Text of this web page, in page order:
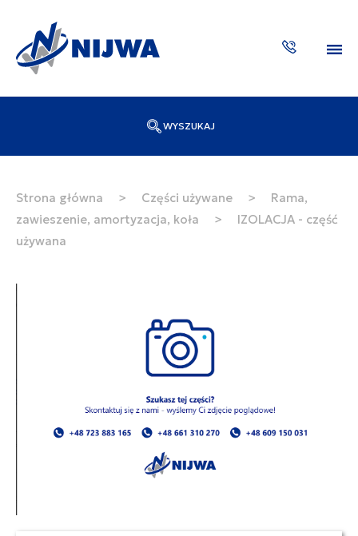
WYSZUKAJ
SZUKAJ
Strona główna > Części używane >
Rama,
zawieszenie, amortyzacja, koła
>
IZOLACJA - część
używana